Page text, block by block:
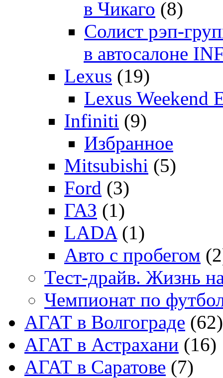
в Чикаго (8)
Солист рэп-
в автосалоне
Lexus (19)
Lexus Weekend
Infiniti (9)
Избранное
Mitsubishi (5)
Ford (3)
ГАЗ (1)
LADA (1)
Авто с пробегом
Тест-драйв. Жизнь
Чемпионат по
АГАТ в Волгограде (62)
АГАТ в Астрахани (16)
АГАТ в Саратове (7)